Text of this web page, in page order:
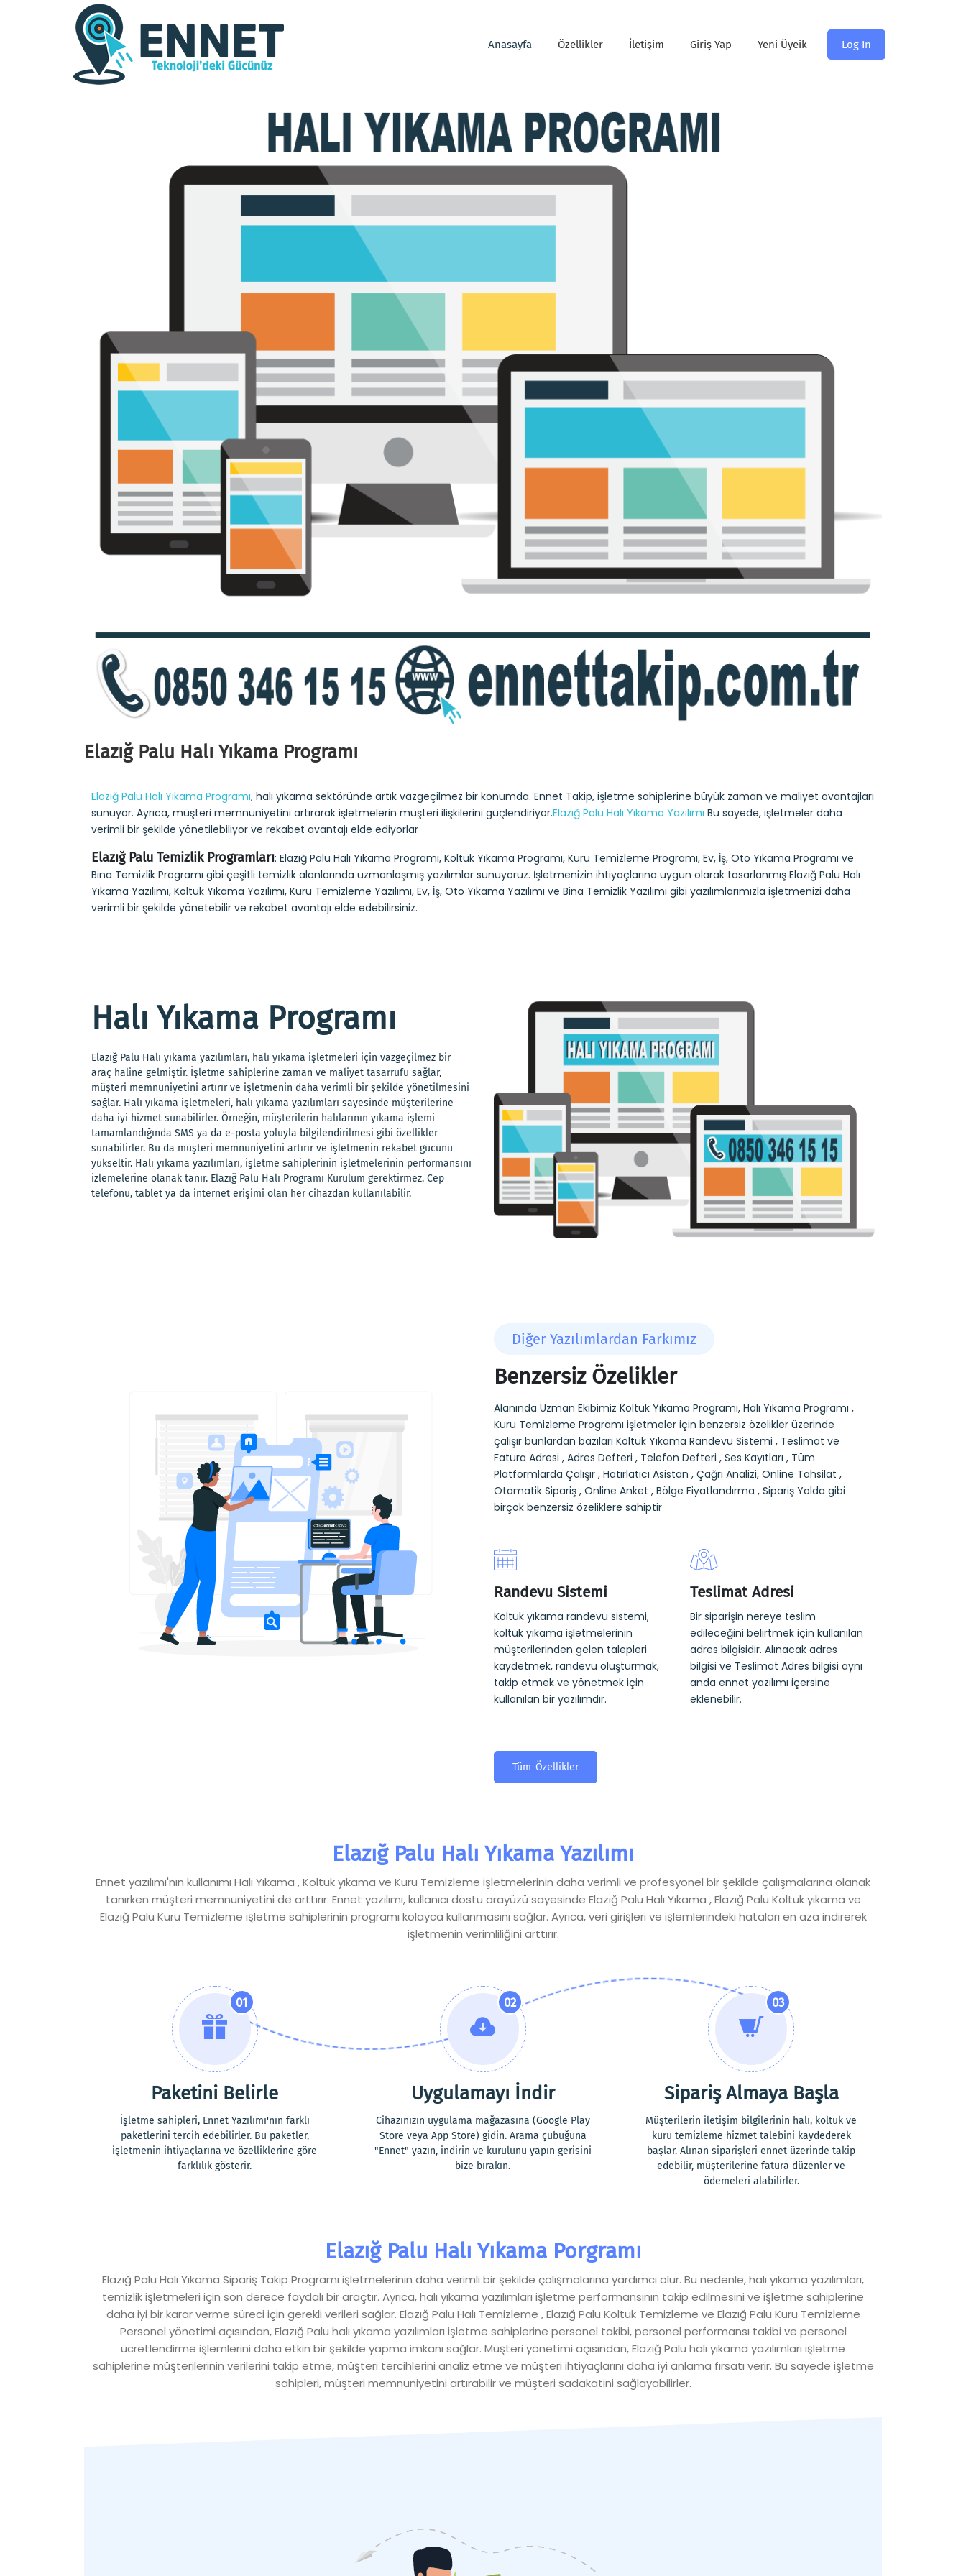
Anasayfa Özellikler İletişim Giriş Yap Yeni Üyeik Log In
Elazığ Palu Halı Yıkama Programı
Elazığ Palu Halı Yıkama Programı, halı yıkama sektöründe artık vazgeçilmez bir konumda. Ennet Takip, işletme sahiplerine büyük zaman ve maliyet avantajları
sunuyor. Ayrıca, müşteri memnuniyetini artırarak işletmelerin müşteri ilişkilerini güçlendiriyor.Elazığ Palu Halı Yıkama Yazılımı Bu sayede, işletmeler daha
verimli bir şekilde yönetilebiliyor ve rekabet avantajı elde ediyorlar
Elazığ Palu Temizlik Programları: Elazığ Palu Halı Yıkama Programı, Koltuk Yıkama Programı, Kuru Temizleme Programı, Ev, İş, Oto Yıkama Programı ve
Bina Temizlik Programı gibi çeşitli temizlik alanlarında uzmanlaşmış yazılımlar sunuyoruz. İşletmenizin ihtiyaçlarına uygun olarak tasarlanmış Elazığ Palu Halı
Yıkama Yazılımı, Koltuk Yıkama Yazılımı, Kuru Temizleme Yazılımı, Ev, İş, Oto Yıkama Yazılımı ve Bina Temizlik Yazılımı gibi yazılımlarımızla işletmenizi daha
verimli bir şekilde yönetebilir ve rekabet avantajı elde edebilirsiniz.
Halı Yıkama Programı
Elazığ Palu Halı yıkama yazılımları, halı yıkama işletmeleri için vazgeçilmez bir
araç haline gelmiştir. İşletme sahiplerine zaman ve maliyet tasarrufu sağlar,
müşteri memnuniyetini artırır ve işletmenin daha verimli bir şekilde yönetilmesini
sağlar. Halı yıkama işletmeleri, halı yıkama yazılımları sayesinde müşterilerine
daha iyi hizmet sunabilirler. Örneğin, müşterilerin halılarının yıkama işlemi
tamamlandığında SMS ya da e-posta yoluyla bilgilendirilmesi gibi özellikler
sunabilirler. Bu da müşteri memnuniyetini artırır ve işletmenin rekabet gücünü
yükseltir. Halı yıkama yazılımları, işletme sahiplerinin işletmelerinin performansını
izlemelerine olanak tanır. Elazığ Palu Halı Programı Kurulum gerektirmez. Cep
telefonu, tablet ya da internet erişimi olan her cihazdan kullanılabilir.
Diğer Yazılımlardan Farkımız
Benzersiz Özelikler
Alanında Uzman Ekibimiz Koltuk Yıkama Programı, Halı Yıkama Programı ,
Kuru Temizleme Programı işletmeler için benzersiz özelikler üzerinde
çalışır bunlardan bazıları Koltuk Yıkama Randevu Sistemi , Teslimat ve
Fatura Adresi , Adres Defteri , Telefon Defteri , Ses Kayıtları , Tüm
Platformlarda Çalışır , Hatırlatıcı Asistan , Çağrı Analizi, Online Tahsilat ,
Otamatik Sipariş , Online Anket , Bölge Fiyatlandırma , Sipariş Yolda gibi
birçok benzersiz özeliklere sahiptir
Randevu Sistemi
Koltuk yıkama randevu sistemi,
koltuk yıkama işletmelerinin
müşterilerinden gelen talepleri
kaydetmek, randevu oluşturmak,
takip etmek ve yönetmek için
kullanılan bir yazılımdır.
Teslimat Adresi
Bir siparişin nereye teslim
edileceğini belirtmek için kullanılan
adres bilgisidir. Alınacak adres
bilgisi ve Teslimat Adres bilgisi aynı
anda ennet yazılımı içersine
eklenebilir.
Tüm Özellikler
Elazığ Palu Halı Yıkama Yazılımı
Ennet yazılımı'nın kullanımı Halı Yıkama , Koltuk yıkama ve Kuru Temizleme işletmelerinin daha verimli ve profesyonel bir şekilde çalışmalarına olanak
tanırken müşteri memnuniyetini de arttırır. Ennet yazılımı, kullanıcı dostu arayüzü sayesinde Elazığ Palu Halı Yıkama , Elazığ Palu Koltuk yıkama ve
Elazığ Palu Kuru Temizleme işletme sahiplerinin programı kolayca kullanmasını sağlar. Ayrıca, veri girişleri ve işlemlerindeki hataları en aza indirerek
işletmenin verimliliğini arttırır.
01
Paketini Belirle
İşletme sahipleri, Ennet Yazılımı'nın farklı
paketlerini tercih edebilirler. Bu paketler,
işletmenin ihtiyaçlarına ve özelliklerine göre
farklılık gösterir.
02
Uygulamayı İndir
Cihazınızın uygulama mağazasına (Google Play
Store veya App Store) gidin. Arama çubuğuna
"Ennet" yazın, indirin ve kurulunu yapın gerisini
bize bırakın.
03
Sipariş Almaya Başla
Müşterilerin iletişim bilgilerinin halı, koltuk ve
kuru temizleme hizmet talebini kaydederek
başlar. Alınan siparişleri ennet üzerinde takip
edebilir, müşterilerine fatura düzenler ve
ödemeleri alabilirler.
Elazığ Palu Halı Yıkama Porgramı
Elazığ Palu Halı Yıkama Sipariş Takip Programı işletmelerinin daha verimli bir şekilde çalışmalarına yardımcı olur. Bu nedenle, halı yıkama yazılımları,
temizlik işletmeleri için son derece faydalı bir araçtır. Ayrıca, halı yıkama yazılımları işletme performansının takip edilmesini ve işletme sahiplerine
daha iyi bir karar verme süreci için gerekli verileri sağlar. Elazığ Palu Halı Temizleme , Elazığ Palu Koltuk Temizleme ve Elazığ Palu Kuru Temizleme
Personel yönetimi açısından, Elazığ Palu halı yıkama yazılımları işletme sahiplerine personel takibi, personel performansı takibi ve personel
ücretlendirme işlemlerini daha etkin bir şekilde yapma imkanı sağlar. Müşteri yönetimi açısından, Elazığ Palu halı yıkama yazılımları işletme
sahiplerine müşterilerinin verilerini takip etme, müşteri tercihlerini analiz etme ve müşteri ihtiyaçlarını daha iyi anlama fırsatı verir. Bu sayede işletme
sahipleri, müşteri memnuniyetini artırabilir ve müşteri sadakatini sağlayabilirler.